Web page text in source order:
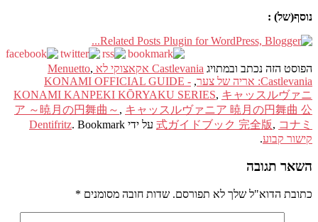
נוסף(של) :
הפוסט הזה נכתב ובמתויג Castlevania אקאצוקי לא Menuetto
,
Castlevania: אריה של צער
,
KONAMI OFFICIAL GUIDE -
KONAMI KANPEKI KŌRYAKU SERIES, キャッスルヴァニ
ア ～暁月の円舞曲～ , キャッスルヴァニア 暁月の円舞曲 公
式ガイドブック 完全版, コナミ על ידי Dentifritz. Bookmark
קישור קבוע.
השאר תגובה
כתובת הדוא"ל שלך לא תפורסם. שדות חובה מסומנים *